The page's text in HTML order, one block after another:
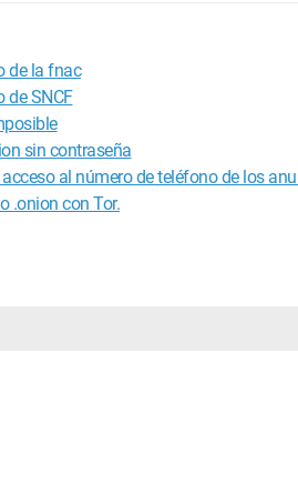
de la fnac
de SNCF
sin contraseña
al número de teléfono de los
.onion con Tor.